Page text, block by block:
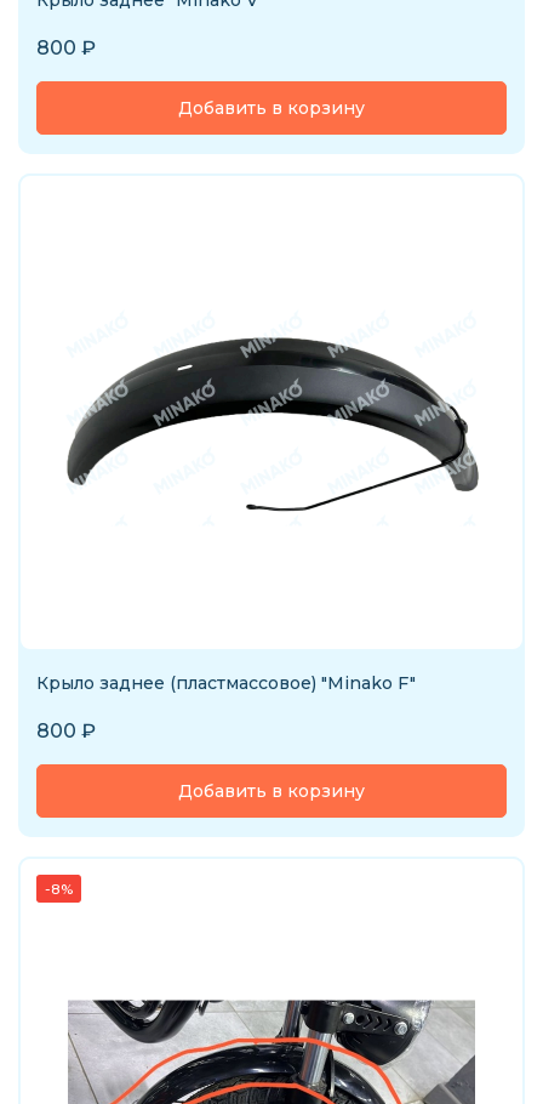
800 ₽
Добавить в корзину
Крыло заднее (пластмассовое) "Minako F"
800 ₽
Добавить в корзину
-8%